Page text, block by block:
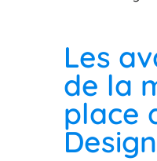
Les
de la
place